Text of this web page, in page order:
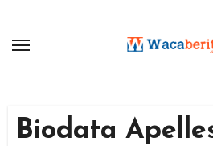
content
Biodata